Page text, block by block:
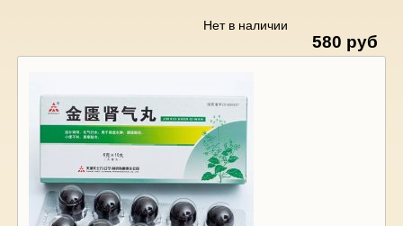
Нет в наличии
580 руб